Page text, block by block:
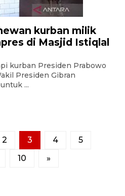
kurban milik
di Masjid Istiqlal
kurban Presiden Prabowo
Presiden Gibran
...
2 3 4
5
10 »